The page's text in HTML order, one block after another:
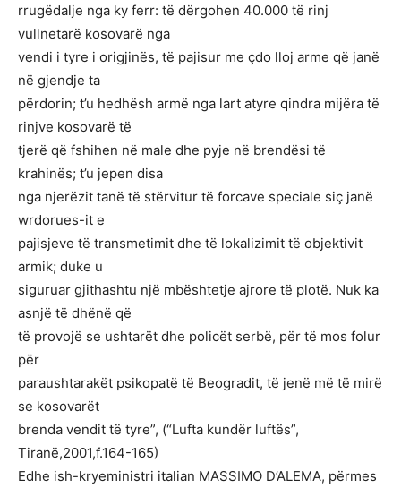
rrugëdalje nga ky ferr: të dërgohen 40.000 të rinj
vullnetarë kosovarë nga
vendi i tyre i origjinës, të pajisur me çdo lloj arme që janë
në gjendje ta
përdorin; t’u hedhësh armë nga lart atyre qindra mijëra të
rinjve kosovarë të
tjerë që fshihen në male dhe pyje në brendësi të
krahinës; t’u jepen disa
nga njerëzit tanë të stërvitur të forcave speciale siç janë
wrdorues-it e
pajisjeve të transmetimit dhe të lokalizimit të objektivit
armik; duke u
siguruar gjithashtu një mbështetje ajrore të plotë. Nuk ka
asnjë të dhënë që
të provojë se ushtarët dhe policët serbë, për të mos folur
për
paraushtarakët psikopatë të Beogradit, të jenë më të mirë
se kosovarët
brenda vendit të tyre”, (“Lufta kundër luftës”,
Tiranë,2001,f.164-165)
Edhe ish-kryeministri italian MASSIMO D’ALEMA, përmes